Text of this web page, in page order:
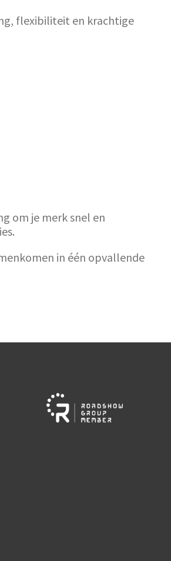
flexibiliteit en krachtige
om je merk snel en
in één opvallende